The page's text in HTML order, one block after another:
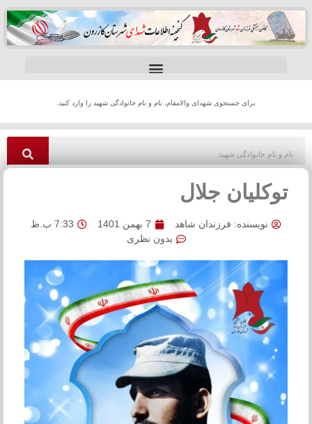
برای جستجوی شهدای والامقام، نام و نام خانوادگی شهید را وارد کنید.
توکلیان جلال
نویسنده: فرزندان شاهد 7 بهمن 1401
7:33 ب.ظ
بدون نظری